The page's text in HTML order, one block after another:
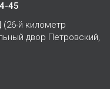
45
й километр
двор Петровский,